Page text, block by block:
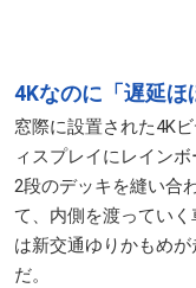
4Kなのに「遅延
窓際に設置された4K
ィスプレイにレイン
2段のデッキを縫い合
て、内側を渡ってい
は新交通ゆりかもめ
だ。